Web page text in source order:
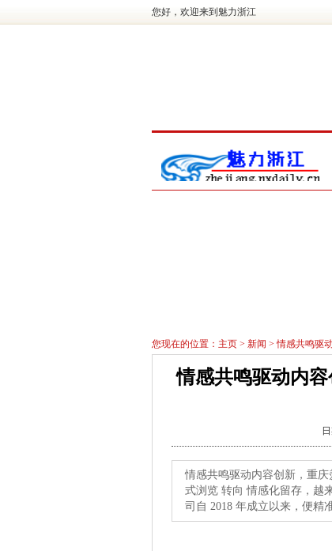
您好，欢迎来到魅力浙江
您现在的位置： 主页 > 新闻 > 情感共鸣驱
情感共鸣驱动内
情感共鸣驱动内容创新，重
式浏览 转向 情感化留存，越
司自 2018 年成立以来，便精